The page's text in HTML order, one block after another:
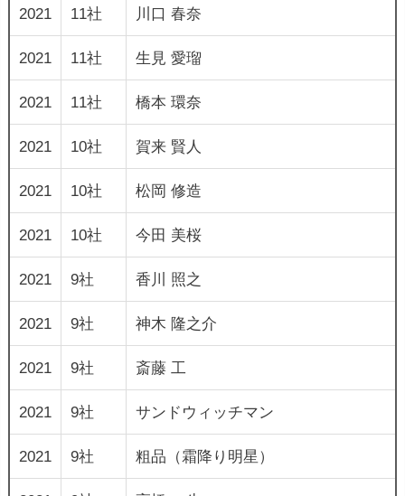
2021 11社 川口 春奈
2021 11社 生見 愛瑠
2021 11社 橋本 環奈
2021 10社 賀来 賢人
2021 10社 松岡 修造
2021 10社 今田 美桜
2021 9社 香川 照之
2021 9社 神木 隆之介
2021 9社 斎藤 工
2021 9社 サンドウィッチマン
2021 9社 粗品（霜降り明星）